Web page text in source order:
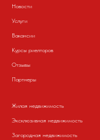
Новости
Услуги
Вакансии
Курсы риелторов
Отзывы
Партнеры
Жилая недвижимость
Эксклюзивная недвижимость
Загородная недвижимость